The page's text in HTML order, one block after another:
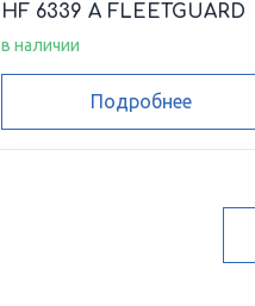
HF 6339 A FLEETGUARD
в наличии
Подробнее